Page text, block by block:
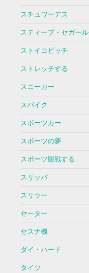
スチュワーデス
スティーブ・セガール
ストイコビッチ
ストレッチする
スニーカー
スパイク
スポーツカー
スポーツの夢
スポーツ観戦する
スリッパ
スリラー
セーター
セスナ機
ダイ・ハード
タイツ